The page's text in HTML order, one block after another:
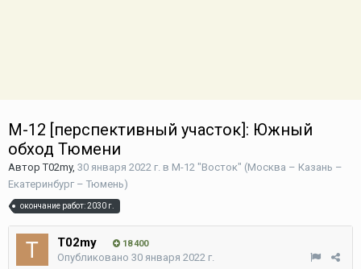
М-12 [перспективный участок]: Южный
обход Тюмени
АвторT02my, 30 января 2022 г. в М-12 "Восток" (Москва – Казань –
Екатеринбург – Тюмень)
окончание работ: 2030 г.
T02my 18 400
Опубликовано 30 января 2022 г.